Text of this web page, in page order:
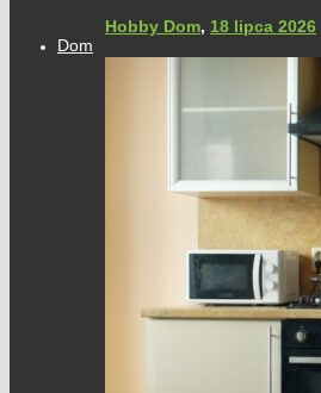
Hobby Dom, 18 lipca 2026
Dom